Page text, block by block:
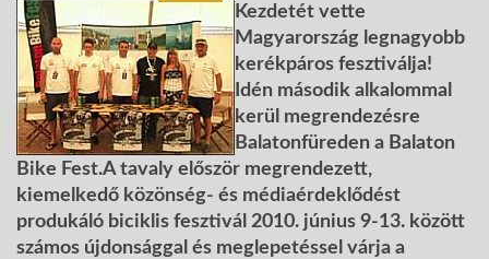
Kezdetét vette
Magyarország legnagyobb
kerékpáros fesztiválja!
Idén második alkalommal
kerül megrendezésre
Balatonfüreden a Balaton
Bike Fest.A tavaly először megrendezett,
kiemelkedő közönség- és médiaérdeklődést
produkáló biciklis fesztivál 2010. június 9-13. között
számos újdonsággal és meglepetéssel várja a